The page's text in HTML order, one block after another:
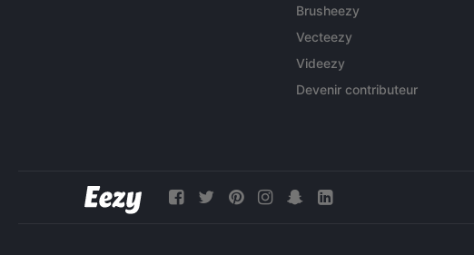
Brusheezy
Vecteezy
Videezy
Devenir contributeur